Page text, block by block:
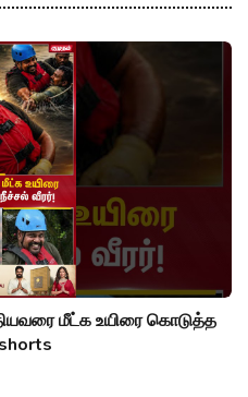
மீட்க உயிரை கொடுத்த